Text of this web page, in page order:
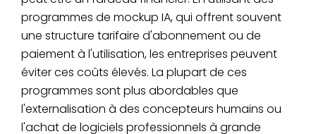
programmes de mockup IA, qui offrent souvent
une structure tarifaire d'abonnement ou de
paiement à l'utilisation, les entreprises peuvent
éviter ces coûts élevés. La plupart de ces
programmes sont plus abordables que
l'externalisation à des concepteurs humains ou
l'achat de logiciels professionnels à grande